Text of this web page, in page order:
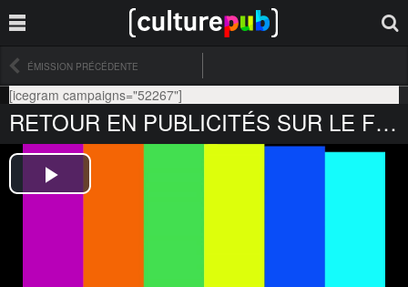
ÉMISSION PRÉCÉDENTE
[icegram campaigns="52267"]
RETOUR EN PUBLICITÉS SUR LE FESTIVAL DE CANNES